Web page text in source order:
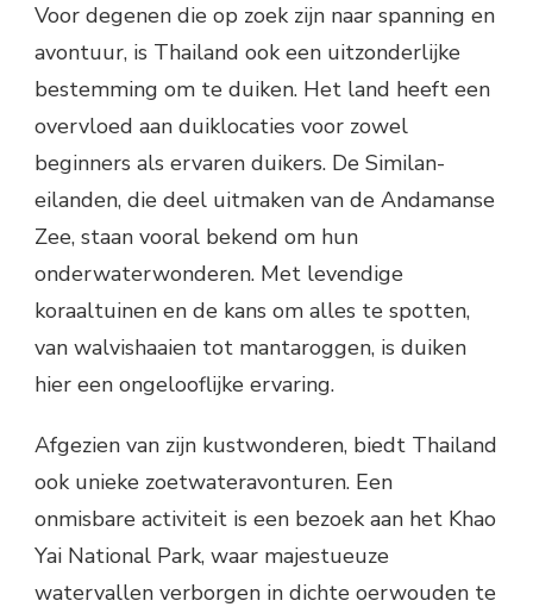
Voor degenen die op zoek zijn naar spanning en
avontuur, is Thailand ook een uitzonderlijke
bestemming om te duiken. Het land heeft een
overvloed aan duiklocaties voor zowel
beginners als ervaren duikers. De Similan-
eilanden, die deel uitmaken van de Andamanse
Zee, staan ​​vooral bekend om hun
onderwaterwonderen. Met levendige
koraaltuinen en de kans om alles te spotten,
van walvishaaien tot mantaroggen, is duiken
hier een ongelooflijke ervaring.
Afgezien van zijn kustwonderen, biedt Thailand
ook unieke zoetwateravonturen. Een
onmisbare activiteit is een bezoek aan het Khao
Yai National Park, waar majestueuze
watervallen verborgen in dichte oerwouden te